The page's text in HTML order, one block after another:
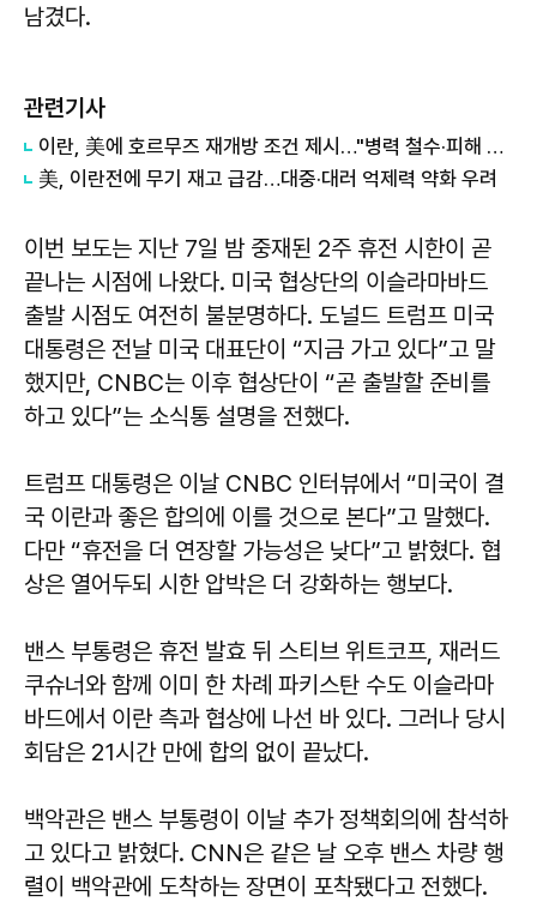
남겼다.
관련기사
이란, 美에 호르무즈 재개방 조건 제시…"병력 철수·피해 배상"
美, 이란전에 무기 재고 급감…대중·대러 억제력 약화 우려
이번 보도는 지난 7일 밤 중재된 2주 휴전 시한이 곧
끝나는 시점에 나왔다. 미국 협상단의 이슬라마바드
출발 시점도 여전히 불분명하다. 도널드 트럼프 미국
대통령은 전날 미국 대표단이 “지금 가고 있다”고 말
했지만, CNBC는 이후 협상단이 “곧 출발할 준비를
하고 있다”는 소식통 설명을 전했다.
트럼프 대통령은 이날 CNBC 인터뷰에서 “미국이 결
국 이란과 좋은 합의에 이를 것으로 본다”고 말했다.
다만 “휴전을 더 연장할 가능성은 낮다”고 밝혔다. 협
상은 열어두되 시한 압박은 더 강화하는 행보다.
밴스 부통령은 휴전 발효 뒤 스티브 위트코프, 재러드
쿠슈너와 함께 이미 한 차례 파키스탄 수도 이슬라마
바드에서 이란 측과 협상에 나선 바 있다. 그러나 당시
회담은 21시간 만에 합의 없이 끝났다.
백악관은 밴스 부통령이 이날 추가 정책회의에 참석하
고 있다고 밝혔다. CNN은 같은 날 오후 밴스 차량 행
렬이 백악관에 도착하는 장면이 포착됐다고 전했다.